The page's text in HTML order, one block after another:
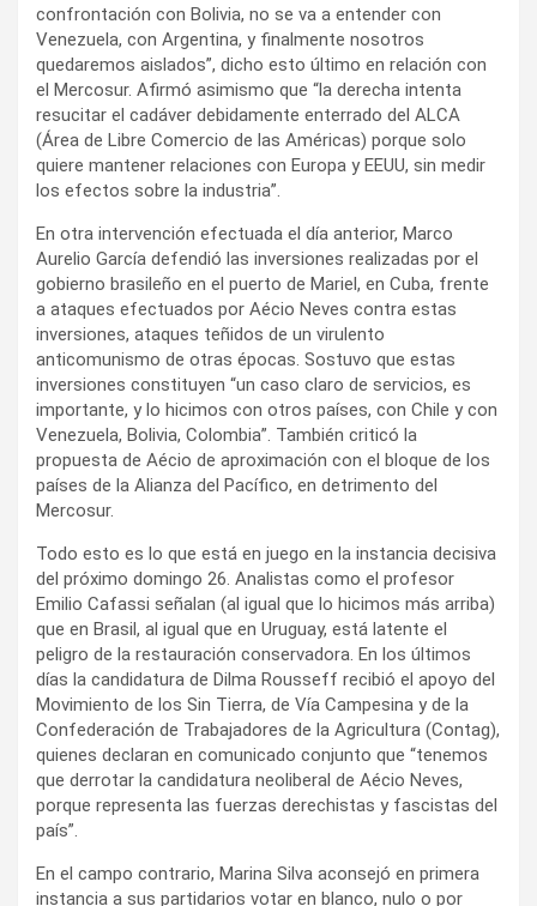
confrontación con Bolivia, no se va a entender con
Venezuela, con Argentina, y finalmente nosotros
quedaremos aislados”, dicho esto último en relación con
el Mercosur. Afirmó asimismo que “la derecha intenta
resucitar el cadáver debidamente enterrado del ALCA
(Área de Libre Comercio de las Américas) porque solo
quiere mantener relaciones con Europa y EEUU, sin medir
los efectos sobre la industria”.
En otra intervención efectuada el día anterior, Marco
Aurelio García defendió las inversiones realizadas por el
gobierno brasileño en el puerto de Mariel, en Cuba, frente
a ataques efectuados por Aécio Neves contra estas
inversiones, ataques teñidos de un virulento
anticomunismo de otras épocas. Sostuvo que estas
inversiones constituyen “un caso claro de servicios, es
importante, y lo hicimos con otros países, con Chile y con
Venezuela, Bolivia, Colombia”. También criticó la
propuesta de Aécio de aproximación con el bloque de los
países de la Alianza del Pacífico, en detrimento del
Mercosur.
Todo esto es lo que está en juego en la instancia decisiva
del próximo domingo 26. Analistas como el profesor
Emilio Cafassi señalan (al igual que lo hicimos más arriba)
que en Brasil, al igual que en Uruguay, está latente el
peligro de la restauración conservadora. En los últimos
días la candidatura de Dilma Rousseff recibió el apoyo del
Movimiento de los Sin Tierra, de Vía Campesina y de la
Confederación de Trabajadores de la Agricultura (Contag),
quienes declaran en comunicado conjunto que “tenemos
que derrotar la candidatura neoliberal de Aécio Neves,
porque representa las fuerzas derechistas y fascistas del
país”.
En el campo contrario, Marina Silva aconsejó en primera
instancia a sus partidarios votar en blanco, nulo o por